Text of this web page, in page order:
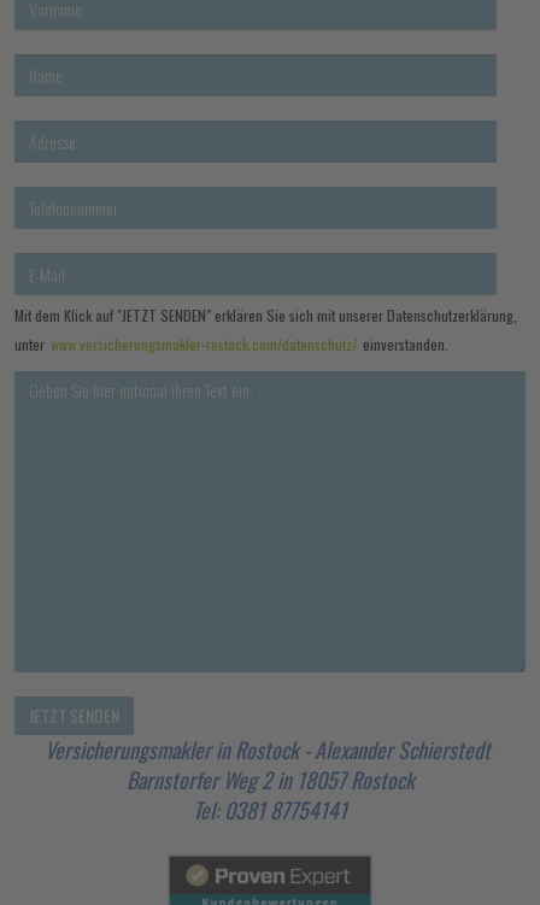
Mit dem Klick auf "JETZT SENDEN" erklären Sie sich mit unserer Datenschutzerklärung,
unter www.versicherungsmakler-rostock.com/datenschutz/ einverstanden.
Versicherungsmakler in Rostock - Alexander Schierstedt
Barnstorfer Weg 2 in 18057 Rostock
Tel: 0381 87754141